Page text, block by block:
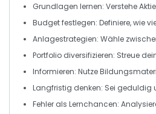
Grundlagen lernen: Verstehe
Budget festlegen: Definiere, wie
Anlagestrategien: Wähle
Portfolio diversifizieren: Streue
Informieren: Nutze
Langfristig denken: Sei geduldig
Fehler als Lernchancen: